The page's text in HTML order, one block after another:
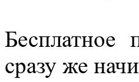
сразу же